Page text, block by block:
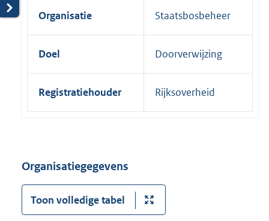
Organisatie Staatsbosbeheer
Doel Doorverwijzing
Registratiehouder Rijksoverheid
Organisatiegegevens
Toon volledige tabel